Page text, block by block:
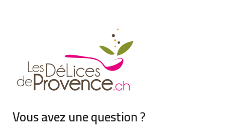
Vous avez une question ?